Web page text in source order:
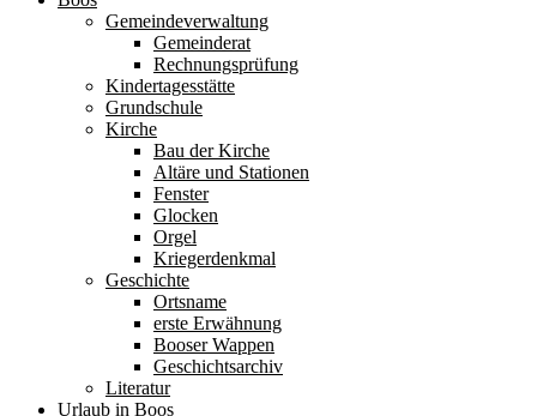
Gemeindeverwaltung
Gemeinderat
Rechnungsprüfung
Kindertagesstätte
Grundschule
Kirche
Bau der Kirche
Altäre und Stationen
Fenster
Glocken
Orgel
Kriegerdenkmal
Geschichte
Ortsname
erste Erwähnung
Booser Wappen
Geschichtsarchiv
Literatur
Urlaub in Boos